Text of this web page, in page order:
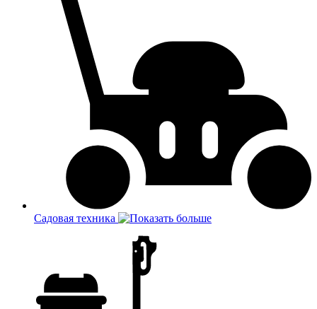
Садовая техника